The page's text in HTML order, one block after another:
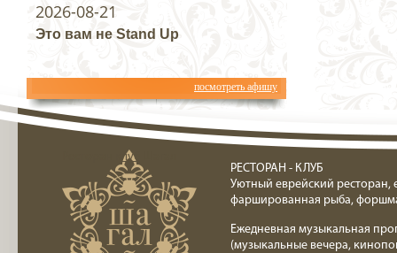
2026-08-21
Это вам не Stand Up
посмотреть афишу
Ресторан клуб Шагал
РЕСТОРАН - КЛУБ
Уютный еврейский ресторан,
фаршированная рыба,
Ежедневная музыкальная
(музыкальные вечера,